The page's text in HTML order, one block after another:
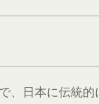
、日本に伝統